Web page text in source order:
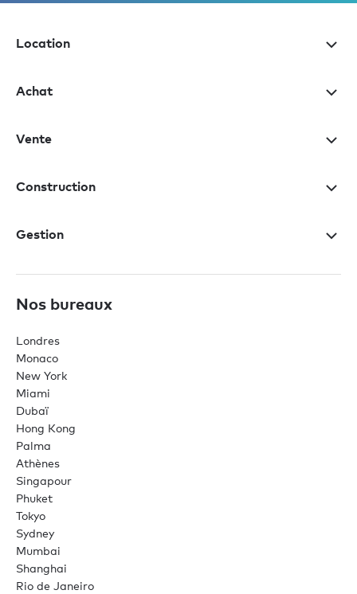
Location
Achat
Vente
Construction
Gestion
Nos bureaux
Londres
Monaco
New York
Miami
Dubaï
Hong Kong
Palma
Athènes
Singapour
Phuket
Tokyo
Sydney
Mumbai
Shanghai
Rio de Janeiro